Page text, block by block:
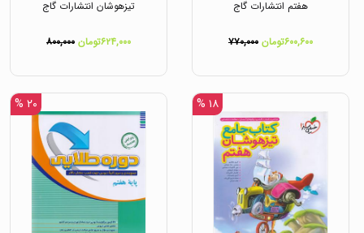
هفتم انتشارات گاج
۶۰۰,۶۰۰تومان ۷۷۰,۰۰۰
تیزهوشان انتشارات گاج
۶۲۴,۰۰۰تومان ۸۰۰,۰۰۰
۱۸ % ۲۰ %